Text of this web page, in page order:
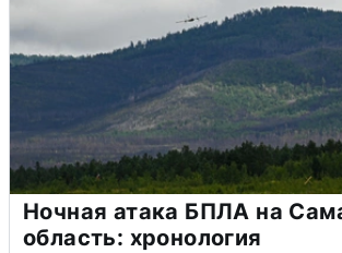
Ночная атака БПЛА на
область: хронология